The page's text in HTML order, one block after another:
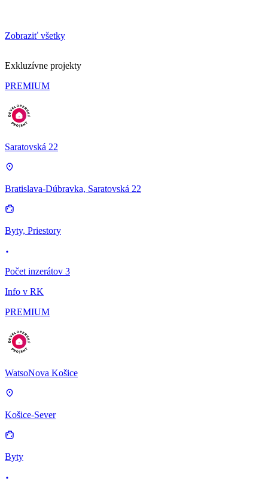
Zobraziť všetky
Exkluzívne projekty
PREMIUM
Saratovská 22
Bratislava-Dúbravka, Saratovská 22
Byty, Priestory
Počet inzerátov 3
Info v RK
PREMIUM
WatsoNova Košice
Košice-Sever
Byty